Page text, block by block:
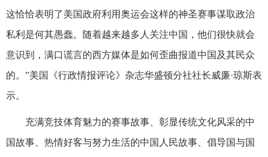
这恰恰表明了美国政府利用奥运会这样的神圣赛事谋取政治
私利是何其愚蠢。随着越来越多人关注中国，他们很快就会
意识到，满口谎言的西方媒体是如何歪曲报道中国及其民众
的。”美国《行政情报评论》杂志华盛顿分社社长威廉·琼斯表
示。
充满竞技体育魅力的赛事故事、彰显传统文化风采的中
国故事、热情好客与努力生活的中国人民故事、倡导国与国